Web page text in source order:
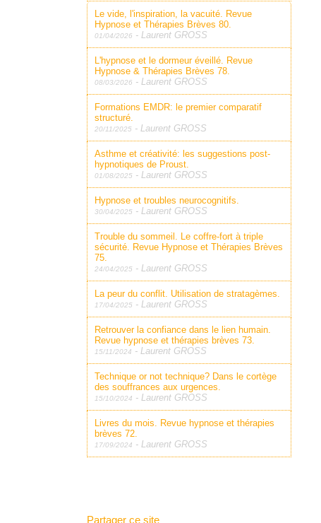
Le vide, l'inspiration, la vacuité. Revue
Hypnose et Thérapies Brèves 80.
01/04/2026 - Laurent GROSS
L'hypnose et le dormeur éveillé. Revue
Hypnose & Thérapies Brèves 78.
08/03/2026 - Laurent GROSS
Formations EMDR: le premier comparatif
structuré.
20/11/2025 - Laurent GROSS
Asthme et créativité: les suggestions post-
hypnotiques de Proust.
01/08/2025 - Laurent GROSS
Hypnose et troubles neurocognitifs.
30/04/2025 - Laurent GROSS
Trouble du sommeil. Le coffre-fort à triple
sécurité. Revue Hypnose et Thérapies Brèves
75.
24/04/2025 - Laurent GROSS
La peur du conflit. Utilisation de stratagèmes.
17/04/2025 - Laurent GROSS
Retrouver la confiance dans le lien humain.
Revue hypnose et thérapies brèves 73.
15/11/2024 - Laurent GROSS
Technique or not technique? Dans le cortège
des souffrances aux urgences.
15/10/2024 - Laurent GROSS
Livres du mois. Revue hypnose et thérapies
brèves 72.
17/09/2024 - Laurent GROSS
Partager ce site